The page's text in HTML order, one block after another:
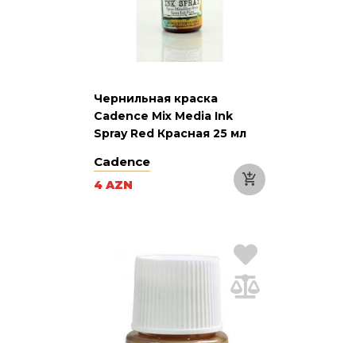
Чернильная краска
Cadence Mix Media Ink
Spray Red Красная 25 мл
Cadence
4 AZN